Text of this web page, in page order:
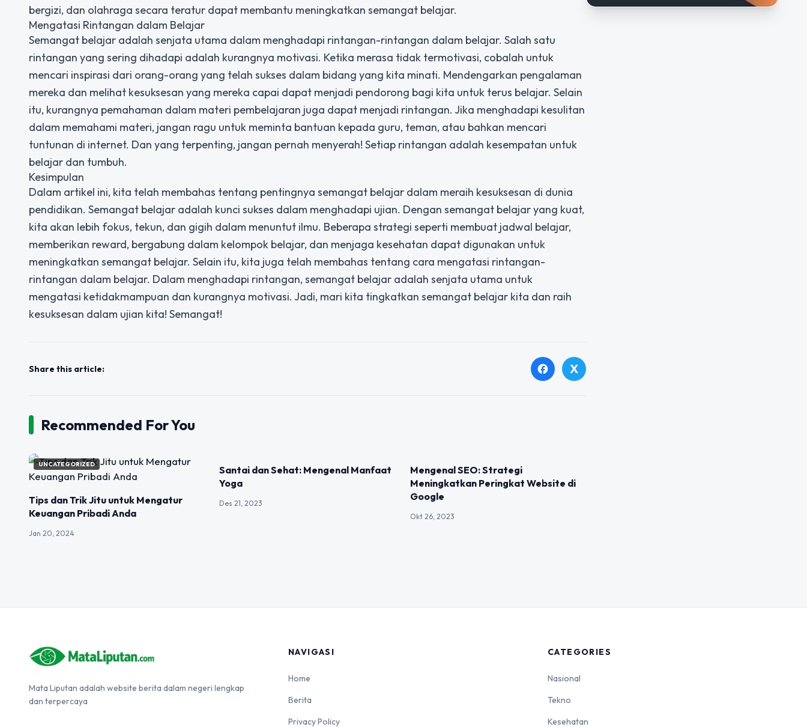
bergizi, dan olahraga secara teratur dapat membantu meningkatkan semangat belajar.
Mengatasi Rintangan dalam Belajar
Semangat belajar adalah senjata utama dalam menghadapi rintangan-rintangan dalam belajar. Salah satu
rintangan yang sering dihadapi adalah kurangnya motivasi. Ketika merasa tidak termotivasi, cobalah untuk
mencari inspirasi dari orang-orang yang telah sukses dalam bidang yang kita minati. Mendengarkan pengalaman
mereka dan melihat kesuksesan yang mereka capai dapat menjadi pendorong bagi kita untuk terus belajar. Selain
itu, kurangnya pemahaman dalam materi pembelajaran juga dapat menjadi rintangan. Jika menghadapi kesulitan
dalam memahami materi, jangan ragu untuk meminta bantuan kepada guru, teman, atau bahkan mencari
tuntunan di internet. Dan yang terpenting, jangan pernah menyerah! Setiap rintangan adalah kesempatan untuk
belajar dan tumbuh.
Kesimpulan
Dalam artikel ini, kita telah membahas tentang pentingnya semangat belajar dalam meraih kesuksesan di dunia
pendidikan. Semangat belajar adalah kunci sukses dalam menghadapi ujian. Dengan semangat belajar yang kuat,
kita akan lebih fokus, tekun, dan gigih dalam menuntut ilmu. Beberapa strategi seperti membuat jadwal belajar,
memberikan reward, bergabung dalam kelompok belajar, dan menjaga kesehatan dapat digunakan untuk
meningkatkan semangat belajar. Selain itu, kita juga telah membahas tentang cara mengatasi rintangan-
rintangan dalam belajar. Dalam menghadapi rintangan, semangat belajar adalah senjata utama untuk
mengatasi ketidakmampuan dan kurangnya motivasi. Jadi, mari kita tingkatkan semangat belajar kita dan raih
kesuksesan dalam ujian kita! Semangat!
Share this article: facebook X
Recommended For You
UNCATEGORIZED
Tips dan Trik Jitu untuk Mengatur
Keuangan Pribadi Anda
Jan 20, 2024
Santai dan Sehat: Mengenal Manfaat
Yoga
Des 21, 2023
Mengenal SEO: Strategi
Meningkatkan Peringkat Website di
Google
Okt 26, 2023
Mata Liputan adalah website berita dalam negeri lengkap
dan terpercaya
NAVIGASI
Home
Berita
Privacy Policy
CATEGORIES
Nasional
Tekno
Kesehatan